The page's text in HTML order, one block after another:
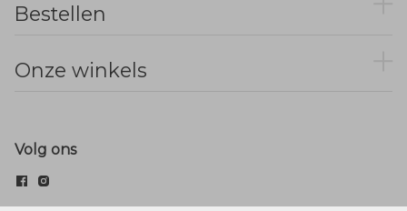
Bestellen
Onze winkels
Volg ons